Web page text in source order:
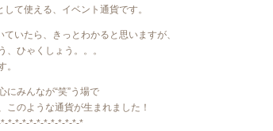
て使える、イベント通貨です。
いたら、きっとわかると思いますが、
、ひゃくしょう。。。
。
にみんなが“笑”う場で
このような通貨が生まれました！
*-*-*-*-*-*-*-*-*-*-*